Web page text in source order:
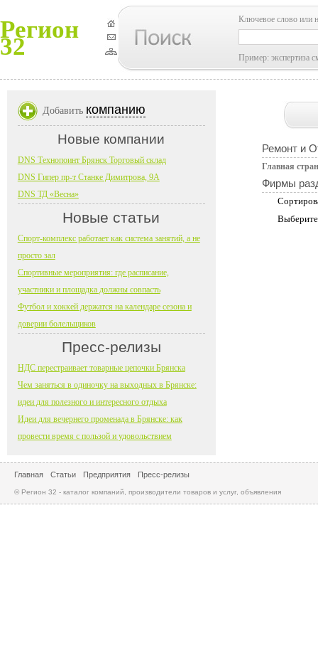
Регион
32
Ключевое слово или
Пример: экспертиза
Ремонт и
Главная
Фирмы
Добавить компанию
Новые компании
DNS Технопоинт Брянск Торговый склад
DNS Гипер пр-т Станке Димитрова, 9А
DNS ТД «Весна»
Новые статьи
Спорт-комплекс работает как система занятий, а не
просто зал
Спортивные мероприятия: где расписание,
участники и площадка должны совпасть
Футбол и хоккей держатся на календаре сезона и
доверии болельщиков
Пресс-релизы
НДС перестраивает товарные цепочки Брянска
Чем заняться в одиночку на выходных в Брянске:
идеи для полезного и интересного отдыха
Идеи для вечернего променада в Брянске: как
провести время с пользой и удовольствием
Главная Статьи Предприятия Пресс-релизы
© Регион 32 - каталог компаний, производители товаров и услуг, объявления